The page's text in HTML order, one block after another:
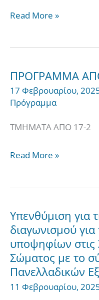
Read More »
ΠΡΟΓΡΑΜΜΑ
17 Φεβρουαρίου,
Πρόγραμμα
ΤΜΗΜΑΤΑ ΑΠΟ 17-2
ΠΡΟΓΡΑΜΜΑ
ΑΠΟ
17/2/2025
Read More »
Υπενθύμιση για
διαγωνισμού
υποψηφίων στις
Σώματος με το
Πανελλαδικών
11 Φεβρουαρίου,
Υπενθύμιση
για
την
προκήρυξη
διαγωνισμού
για